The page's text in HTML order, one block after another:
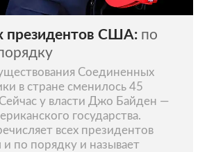
президентов США: по
Соединенных
в стране сменилось 45
у власти Джо Байден —
государства.
всех президентов
по порядку и называет